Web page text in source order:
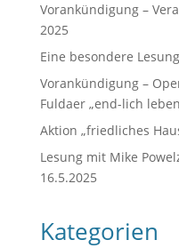
Vorankündigung –
2025
Eine besondere
Vorankündigung –
Fuldaer „end-lich
Aktion „friedliches
Lesung mit Mike
16.5.2025
Kategorien